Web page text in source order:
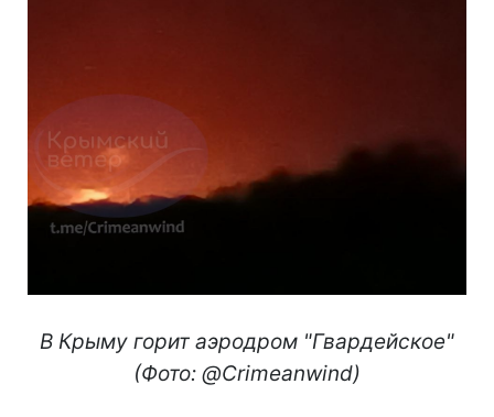
В Крыму горит аэродром "Гвардейское"
(Фото: @Crimeanwind)